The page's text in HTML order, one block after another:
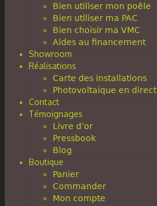
Bien utiliser mon poêle
Bien utiliser ma PAC
Bien choisir ma VMC
Aides au financement
Showroom
Réalisations
Carte des installations
Photovoltaïque en direct
Contact
Témoignages
Livre d’or
Pressbook
Blog
Boutique
Panier
Commander
Mon compte